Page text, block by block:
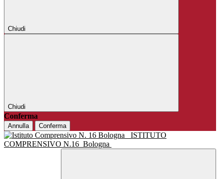
Chiudi
Chiudi
Conferma
Annulla Conferma
ISTITUTO
COMPRENSIVO N.16 Bologna